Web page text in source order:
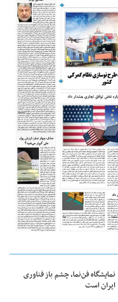
نمایشگاه فن‌نما، چشم باز فناوری
ایران است